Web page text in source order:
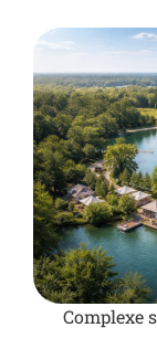
Complexe